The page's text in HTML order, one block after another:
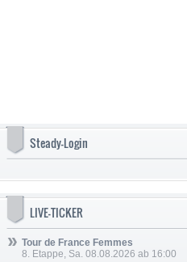
Steady-Login
LIVE-TICKER
Tour de France Femmes
8. Etappe, Sa. 08.08.2026 ab 16:00